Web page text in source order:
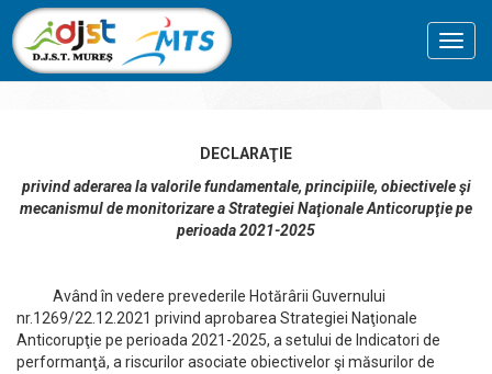
DECLARAŢIE
privind aderarea la valorile fundamentale, principiile, obiectivele şi
mecanismul de monitorizare a Strategiei Naţionale Anticorupţie pe
perioada 2021-2025
Având în vedere prevederile Hotărârii Guvernului
nr.1269/22.12.2021 privind aprobarea Strategiei Naţionale
Anticorupţie pe perioada 2021-2025, a setului de Indicatori de
performanţă, a riscurilor asociate obiectivelor şi măsurilor de